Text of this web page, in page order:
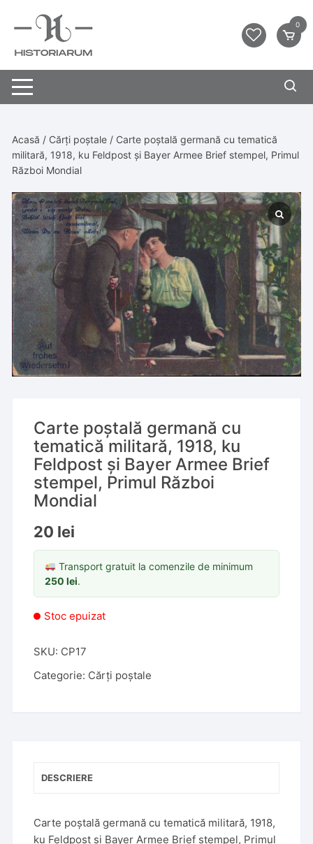
0
Acasă / Cărți poștale / Carte poștală germană cu tematică
militară, 1918, ku Feldpost și Bayer Armee Brief stempel, Primul
Război Mondial
Carte poștală germană cu
tematică militară, 1918, ku
Feldpost și Bayer Armee Brief
stempel, Primul Război
Mondial
20 lei
Transport gratuit la comenzile de minimum
250lei.
Stoc epuizat
SKU: CP17
Categorie: Cărți poștale
DESCRIERE
Carte poștală germană cu tematică militară, 1918,
ku Feldpost și Bayer Armee Brief stempel, Primul